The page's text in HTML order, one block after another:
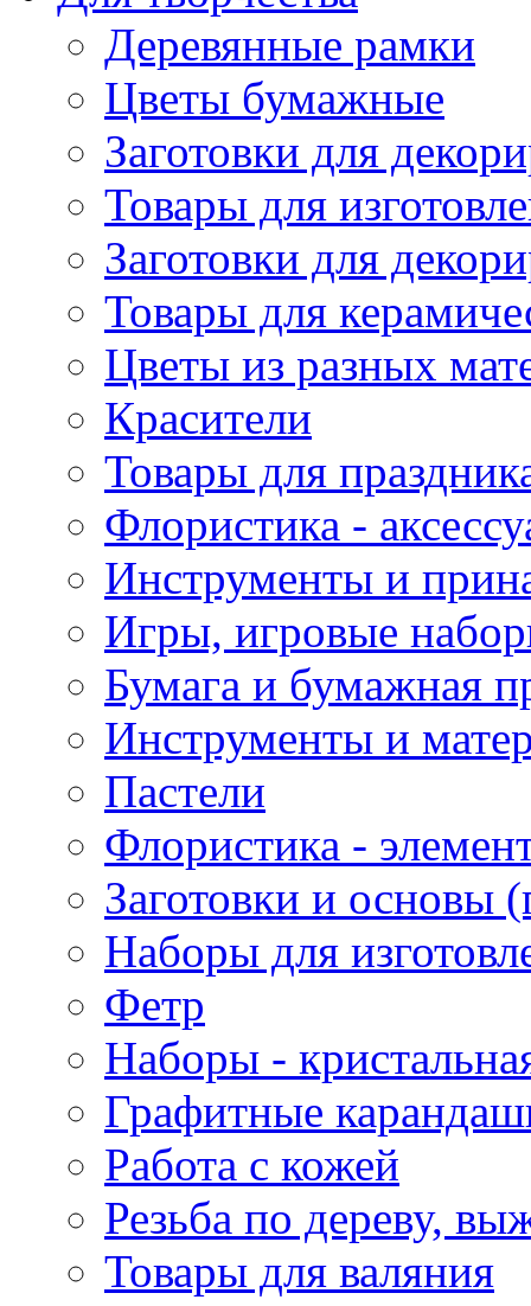
Деревянные рамки
Цветы бумажные
Заготовки для
Товары для
Заготовки для
Товары для
Цветы из разных
Красители
Товары для
Флористика -
Инструменты и
Игры, игровые
Бумага и бумажная
Инструменты и
Пастели
Флористика -
Заготовки и основы
Наборы для
Фетр
Наборы -
Графитные
Работа с кожей
Резьба по дереву,
Товары для валяния